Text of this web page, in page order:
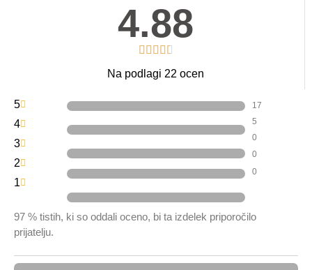
4.88
Na podlagi 22 ocen
5
4
3
2
1
17
5
0
0
0
97 % tistih, ki so oddali oceno, bi ta izdelek priporočilo
prijatelju.